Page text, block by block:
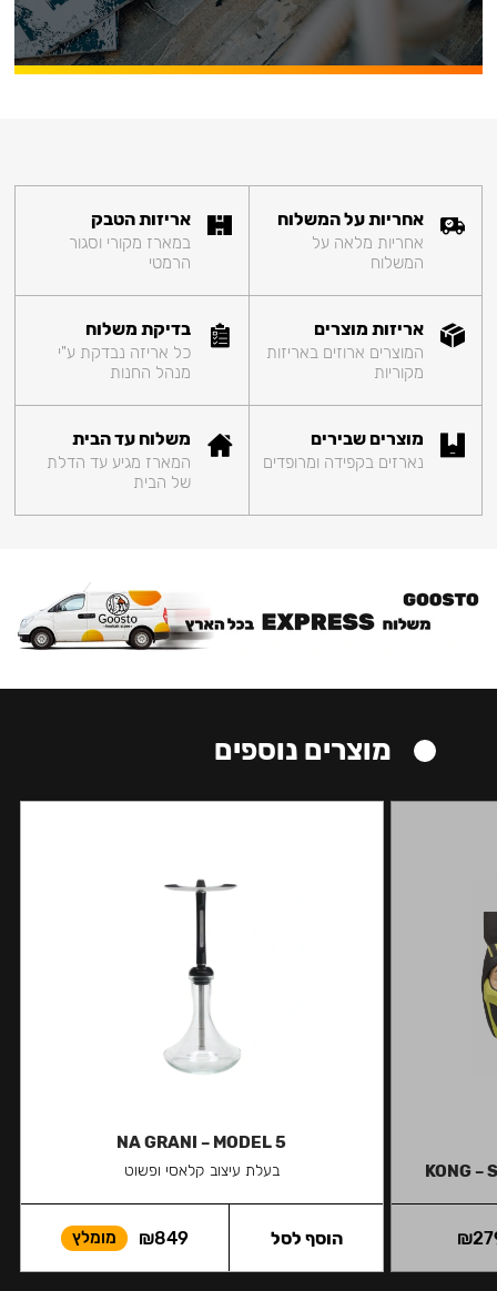
אחריות על המשלוח
אחריות מלאה על
המשלוח
אריזות הטבק
במארז מקורי וסגור
הרמטי
אריזות מוצרים
המוצרים ארוזים באריזות
מקוריות
בדיקת משלוח
כל אריזה נבדקת ע"י
מנהל החנות
מוצרים שבירים
נארזים בקפידה ומרופדים
משלוח עד הבית
המארז מגיע עד הדלת
של הבית
מוצרים נוספים
KONG –
₪
NA GRANI – MODEL 5
בעלת עיצוב קלאסי ופשוט
₪849 מומלץ הוסף לסל